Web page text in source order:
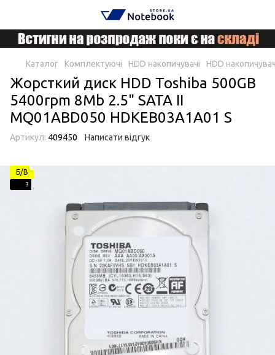
Каталог Комплектуючі HDD накопичувачі HDD
Жорсткий диск HDD Toshiba 500GB
5400rpm 8Mb 2.5" SATA II
MQ01ABD050 HDKEB03A1A01 S
Артикул: 409450 Написати відгук
Б/В
3